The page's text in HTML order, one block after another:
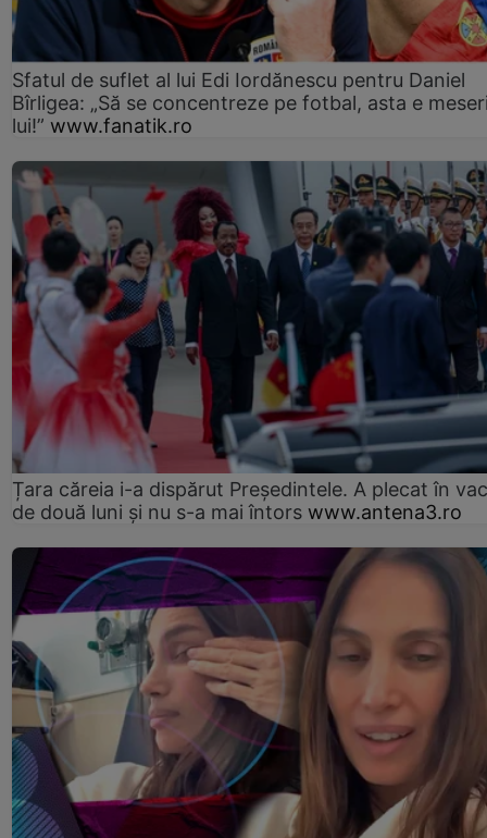
Sfatul de suflet al lui Edi Iordănescu pentru Daniel
Bîrligea: „Să se concentreze pe fotbal, asta e
lui!” www.fanatik.ro
Țara căreia i-a dispărut Președintele. A plecat în
de două luni și nu s-a mai întors www.antena3.ro